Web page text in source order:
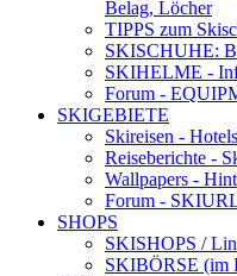
Belag, Löcher
TIPPS zum
SKISCHUHE:
SKIHELME -
Forum -
SKIGEBIETE
Skireisen -
Reiseberichte -
Wallpapers -
Forum -
SHOPS
SKISHOPS /
SKIBÖRSE (im